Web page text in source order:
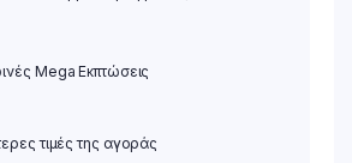
Mega Εκπτώσεις
τιμές της αγοράς